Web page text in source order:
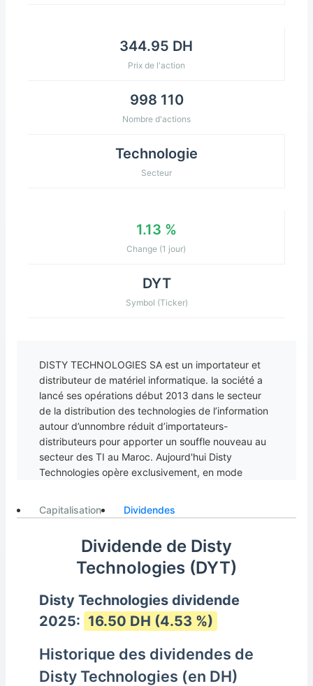
344.95 DH
Prix de l'action
998 110
Nombre d'actions
Technologie
Secteur
1.13 %
Change (1 jour)
DYT
Symbol (Ticker)
DISTY TECHNOLOGIES SA est un importateur et
distributeur de matériel informatique. la société a
lancé ses opérations début 2013 dans le secteur
de la distribution des technologies de l’information
autour d’unnombre réduit d’importateurs-
distributeurs pour apporter un souffle nouveau au
secteur des TI au Maroc. Aujourd'hui Disty
Technologies opère exclusivement, en mode
distribution) et leur propose un accompagnement
Capitalisation Dividendes
Dividende de Disty
Technologies (DYT)
Disty Technologies dividende
2025: 16.50 DH (4.53 %)
Historique des dividendes de
Disty Technologies (en DH)